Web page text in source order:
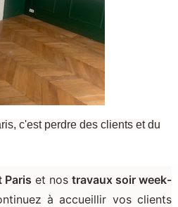
c'est perdre des clients et du
Paris et nostravaux soir week-
à accueillir vos clients